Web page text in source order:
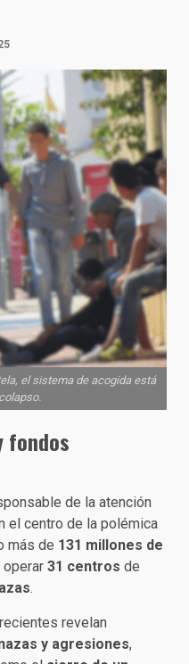
el sistema de acogida está
fondos
de la atención
el centro de la polémica
más de 131 millones de
31 centros de
.
revelan
y agresiones,